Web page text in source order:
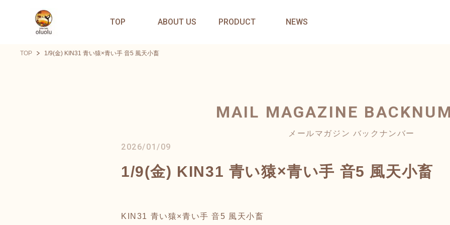
TOP ABOUT US PRODUCT NEWS
TOP 1/9(金) KIN31 青い猿×青い手 音5 風天小畜
MAIL MAGAZINE
メールマガジン バックナンバー
2026/01/09
1/9(金) KIN31 青い猿×青い手 音5 風天小畜
KIN31 青い猿×青い手 音5 風天小畜